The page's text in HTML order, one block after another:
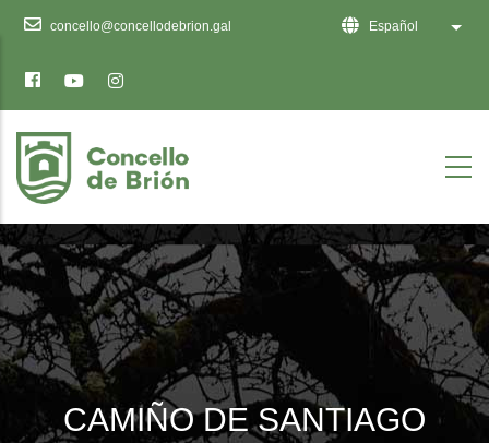
sitio
web
inclúe
un
sistema
de
accesibilidade.
concello@concellodebrion.gal Español Lista
CAMIÑO DE SANTIAGO